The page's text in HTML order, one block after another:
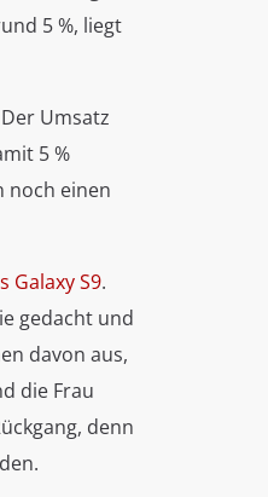
5 %, liegt
Umsatz
5 %
noch einen
Galaxy S9.
gedacht und
davon aus,
die Frau
denn